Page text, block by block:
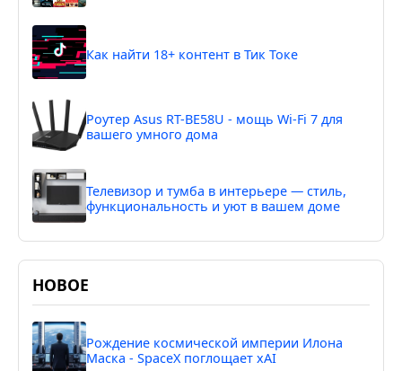
Как найти 18+ контент в Тик Токе
Роутер Asus RT-BE58U - мощь Wi-Fi 7 для
вашего умного дома
Телевизор и тумба в интерьере — стиль,
функциональность и уют в вашем доме
НОВОЕ
Рождение космической империи Илона
Маска - SpaceX поглощает xAI